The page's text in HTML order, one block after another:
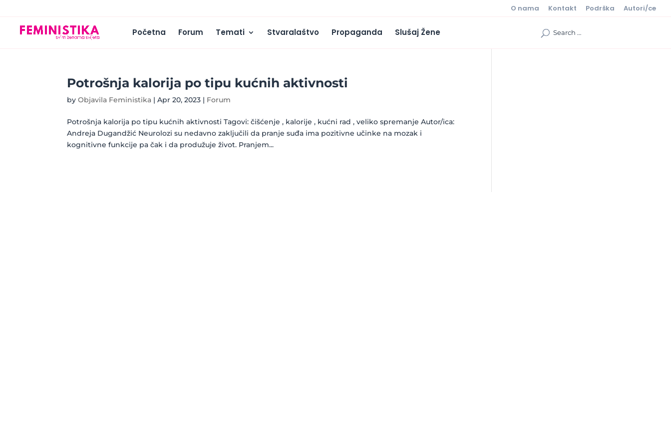
O nama Kontakt Podrška Autori/ce
Početna Forum Temati Stvaralaštvo Propaganda Slušaj Žene
Potrošnja kalorija po tipu kućnih aktivnosti
byObjavila Feministika |Apr 20, 2023 | Forum
Potrošnja kalorija po tipu kućnih aktivnosti Tagovi: čišćenje , kalorije , kućni rad , veliko spremanje Autor/ica:
Andreja Dugandžić Neurolozi su nedavno zaključili da pranje suđa ima pozitivne učinke na mozak i
kognitivne funkcije pa čak i da produžuje život. Pranjem...